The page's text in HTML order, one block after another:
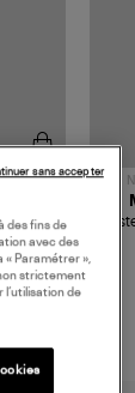
des fins de
avec des
« Paramétrer »,
strictement
l’utilisation de
sans accepter